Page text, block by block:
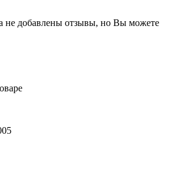
не добавлены отзывы, но Вы можете